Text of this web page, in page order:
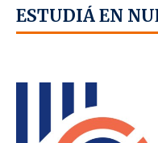
ESTUDIÁ EN